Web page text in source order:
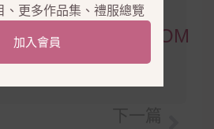
»
、更多作品集、禮服總覽
加入會員